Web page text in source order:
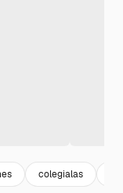
colegialas